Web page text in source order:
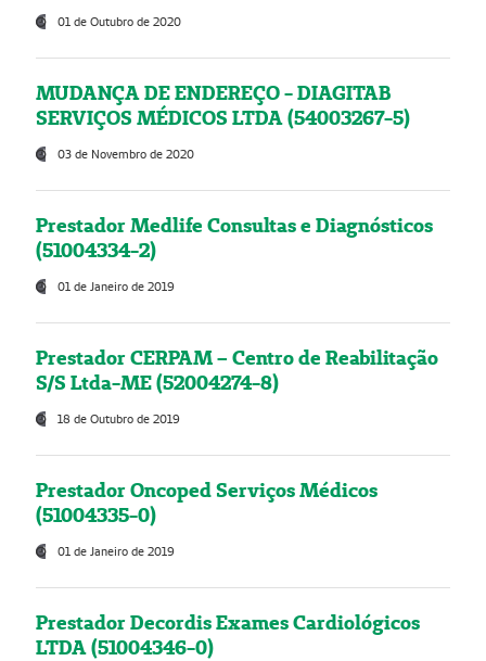
01 de Outubro de 2020
MUDANÇA DE ENDEREÇO - DIAGITAB
SERVIÇOS MÉDICOS LTDA (54003267-5)
03 de Novembro de 2020
Prestador Medlife Consultas e Diagnósticos
(51004334-2)
01 de Janeiro de 2019
Prestador CERPAM – Centro de Reabilitação
S/S Ltda-ME (52004274-8)
18 de Outubro de 2019
Prestador Oncoped Serviços Médicos
(51004335-0)
01 de Janeiro de 2019
Prestador Decordis Exames Cardiológicos
LTDA (51004346-0)